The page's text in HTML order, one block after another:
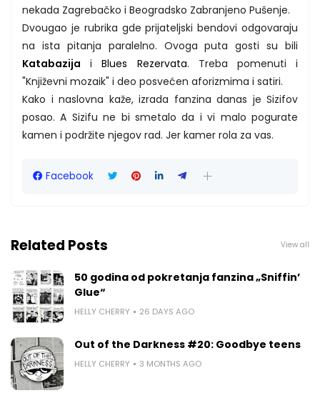
nekada Zagrebačko i Beogradsko Zabranjeno Pušenje.
Dvougao je rubrika gde prijateljski bendovi odgovaraju
na ista pitanja paralelno. Ovoga puta gosti su bili
Katabazija iBlues Rezervata. Treba pomenuti i
"Književni mozaik" i deo posvećen aforizmima i satiri.
Kako i naslovna kaže, izrada fanzina danas je Sizifov
posao. A Sizifu ne bi smetalo da i vi malo pogurate
kamen i podržite njegov rad. Jer kamer rola za vas.
Facebook
Related Posts View all
50 godina od pokretanja fanzina „Sniffin’
Glue“
HELLY CHERRY 26 DAYS AGO
Out of the Darkness #20: Goodbye teens
HELLY CHERRY 3 MONTHS AGO